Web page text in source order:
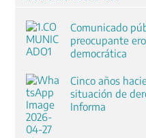
Comunicado
preocupante
democrática
Cinco años
situación de
Informa